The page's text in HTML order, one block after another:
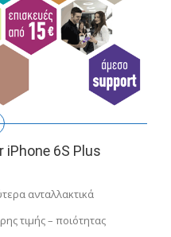
iPhone 6S Plus
ανταλλακτικά
τιμής – ποιότητας